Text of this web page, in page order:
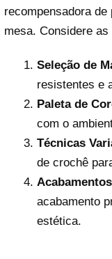
recompensadora
mesa. Considere
Seleção de
resistentes e
Paleta de
com o
Técnicas
de crochê
acabamento
estética.